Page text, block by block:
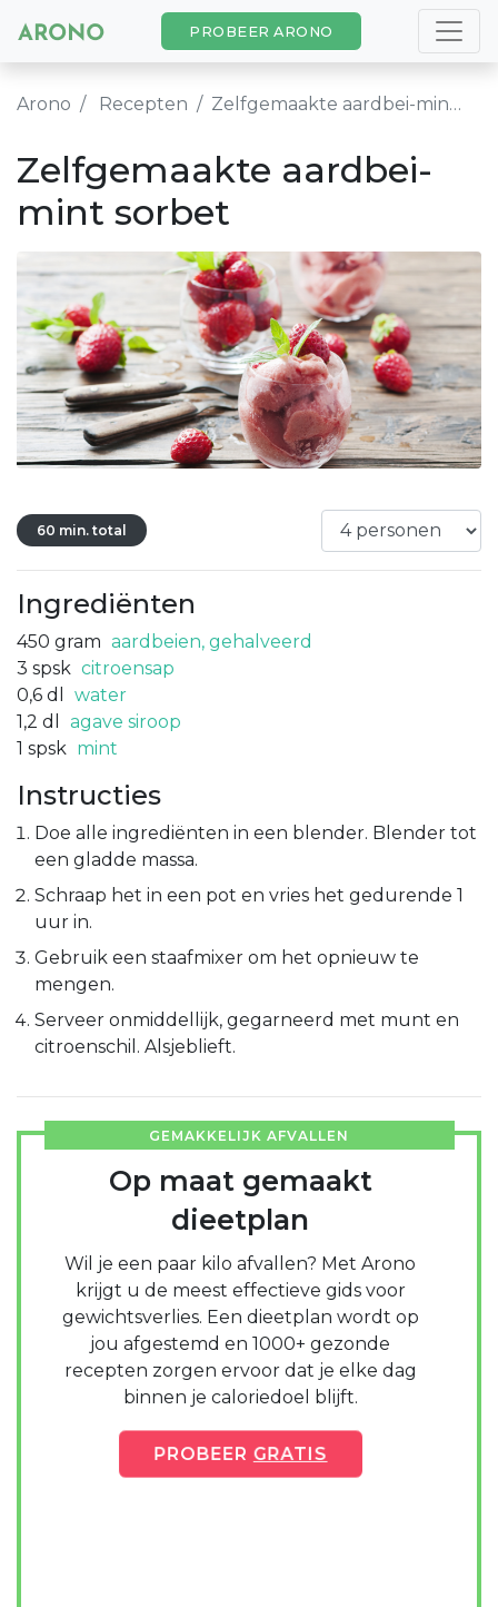
PROBEER ARONO
Arono Recepten Zelfgemaakte aardbei-mint sorbet
Zelfgemaakte aardbei-
mint sorbet
60 min. total
Ingrediënten
450 gram aardbeien, gehalveerd
3 spsk citroensap
0,6 dl
water
1,2 dl
agave siroop
1 spsk mint
Instructies
Doe alle ingrediënten in een blender. Blender tot
een gladde massa.
Schraap het in een pot en vries het gedurende 1
uur in.
Gebruik een staafmixer om het opnieuw te
mengen.
Serveer onmiddellijk, gegarneerd met munt en
citroenschil. Alsjeblieft.
GEMAKKELIJK AFVALLEN
Op maat gemaakt
dieetplan
Wil je een paar kilo afvallen? Met Arono
krijgt u de meest effectieve gids voor
gewichtsverlies. Een dieetplan wordt op
jou afgestemd en 1000+ gezonde
recepten zorgen ervoor dat je elke dag
binnen je caloriedoel blijft.
PROBEER GRATIS